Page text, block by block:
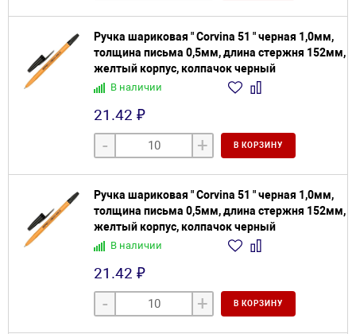
Ручка шариковая " Corvina 51 " черная 1,0мм,
толщина письма 0,5мм, длина стержня 152мм,
желтый корпус, колпачок черный
В наличии
21.42 ₽
- + В КОРЗИНУ
Ручка шариковая " Corvina 51 " черная 1,0мм,
толщина письма 0,5мм, длина стержня 152мм,
желтый корпус, колпачок черный
В наличии
21.42 ₽
- + В КОРЗИНУ